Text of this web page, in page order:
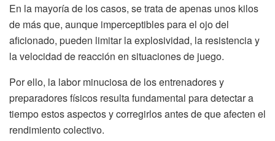
En la mayoría de los casos, se trata de apenas unos kilos
de más que, aunque imperceptibles para el ojo del
aficionado, pueden limitar la explosividad, la resistencia y
la velocidad de reacción en situaciones de juego.
Por ello, la labor minuciosa de los entrenadores y
preparadores físicos resulta fundamental para detectar a
tiempo estos aspectos y corregirlos antes de que afecten el
rendimiento colectivo.